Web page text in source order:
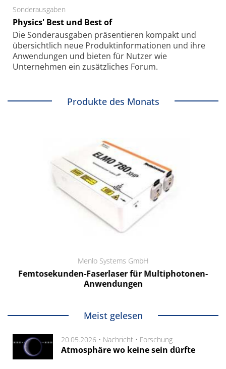
Sonderausgaben
Physics' Best und Best of
Die Sonder­ausgaben präsentieren kompakt und
übersichtlich neue Produkt­informationen und ihre
Anwendungen und bieten für Nutzer wie
Unternehmen ein zusätzliches Forum.
Produkte des Monats
Menlo Systems GmbH
Femtosekunden-Faserlaser für Multiphotonen-
Anwendungen
Meist gelesen
20.05.2026 • Nachricht • Forschung
Atmosphäre wo keine sein dürfte